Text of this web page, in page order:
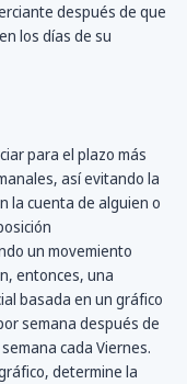
después de que
los días de su
para el plazo más
así evitando la
la cuenta de alguien o
un movemiento
entonces, una
basada en un gráfico
semana después de
cada Viernes.
determine la